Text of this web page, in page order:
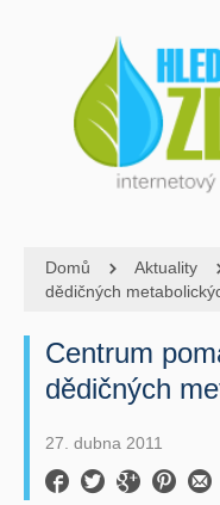
Domů Aktuality
dědičných
Centrum
dědičných
27. dubna 2011